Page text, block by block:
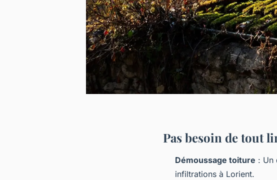
Pas besoin de tout
Démoussage toiture : Un
infiltrations à Lorient.